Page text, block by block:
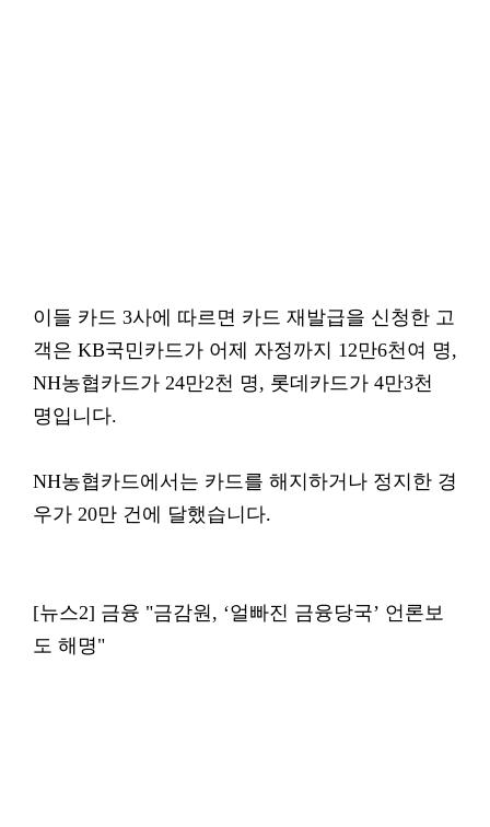
이들 카드 3사에 따르면 카드 재발급을 신청한 고
객은 KB국민카드가 어제 자정까지 12만6천여 명,
NH농협카드가 24만2천 명, 롯데카드가 4만3천
명입니다.
NH농협카드에서는 카드를 해지하거나 정지한 경
우가 20만 건에 달했습니다.
[뉴스2] 금융 "금감원, ‘얼빠진 금융당국’ 언론보
도 해명"